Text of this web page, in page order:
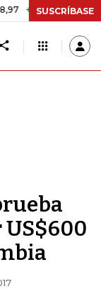
+2,19%
SUSCRÍBASE